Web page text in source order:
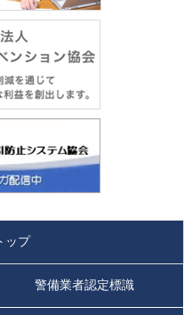
ップ
警備業者認定標識